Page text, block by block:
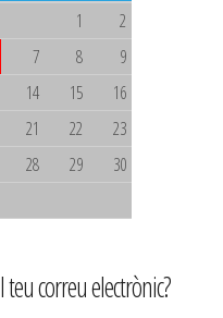
1
2
7 8
9
14 15
16
21 22
23
28 29
30
correu electrònic?